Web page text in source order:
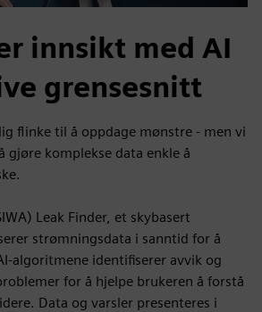
innsikt med AI
grensesnitt
flinke til å oppdage mønstre - men vi
gjøre komplekse data enkle å
Leak Finder, et skybasert
strømningsdata i sanntid for å
algoritmene identifiserer avvik og
for å hjelpe brukeren å forstå
Data og varsler presenteres i